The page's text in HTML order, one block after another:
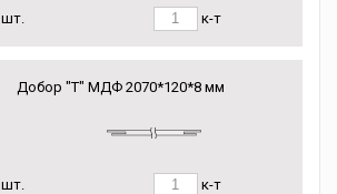
шт. к-т
Добор "Т" МДФ 2070*120*8 мм
шт. к-т